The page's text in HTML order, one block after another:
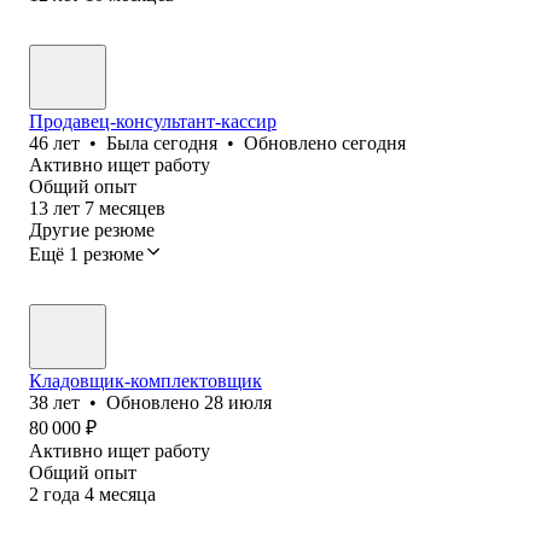
Продавец-консультант-кассир
46 лет • Была сегодня • Обновлено сегодня
Активно ищет работу
Общий опыт
13 лет 7 месяцев
Другие резюме
Ещё 1 резюме
Кладовщик-комплектовщик
38 лет • Обновлено 28 июля
80 000 ₽
Активно ищет работу
Общий опыт
2 года 4 месяца